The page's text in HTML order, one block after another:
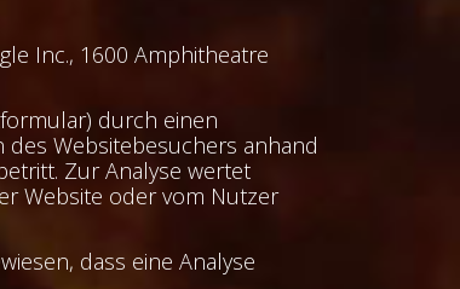
Inc., 1600 Amphitheatre
durch einen
des Websitebesuchers anhand
Zur Analyse wertet
Website oder vom Nutzer
dass eine Analyse